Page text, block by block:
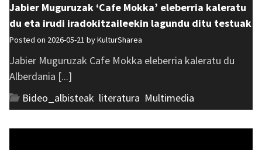
Jabier Muguruzak ‘Cafe Mokka’ eleberria kaleratu
du eta irudi iradokitzaileekin lagundu ditu testuak
Posted on 2026-05-21 byKulturSharea
Jabier Muguruzak Cafe Mokka eleberria kaleratu du
Alberdania [...]
Bideo_albisteak literatura Multimedia